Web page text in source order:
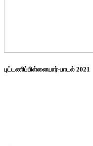
புட்டணிப்பிள்ளையார்-பாடல் 2021